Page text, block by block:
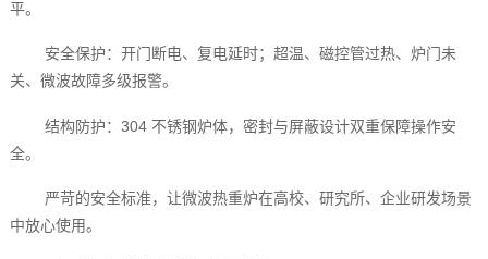
平。
安全保护：开门断电、复电延时；超温、磁控管过热、炉门未
关、微波故障多级报警。
结构防护：304 不锈钢炉体，密封与屏蔽设计双重保障操作安
全。
严苛的安全标准，让微波热重炉在高校、研究所、企业研发场景
中放心使用。